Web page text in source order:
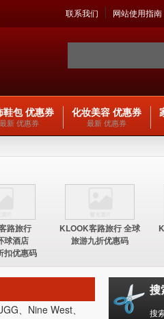
网站使用指南
联系我们
鞋包 优惠券
最新 优惠券
化妆美容 优惠券
最新 优惠券
路旅行
球酒店
扣优惠码
KLOOK客路旅行 全球
旅游九折优惠码
、Nine West、
搜
搜